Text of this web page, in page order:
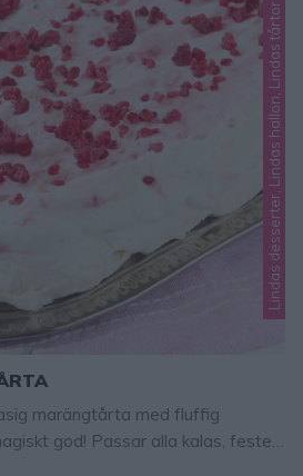
Lindas desserter, Lindas hallon, Lindas tårtor
marängtårta med fluffig
god! Passar alla kalas, fester,